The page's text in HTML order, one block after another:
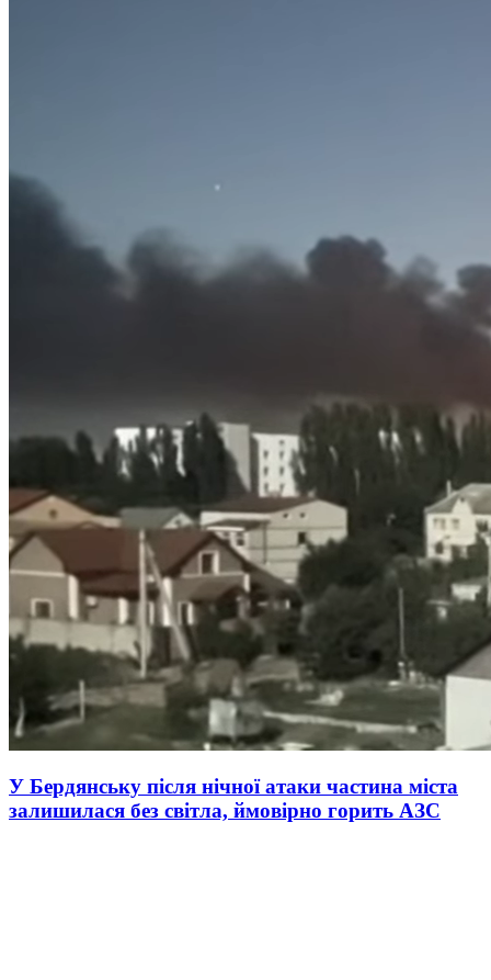
У Бердянську після нічної атаки частина міста
залишилася без світла, ймовірно горить АЗС